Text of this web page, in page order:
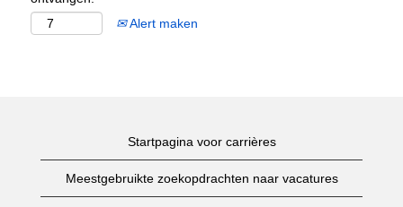
Alert maken
Startpagina voor carrières
Meestgebruikte zoekopdrachten naar vacatures